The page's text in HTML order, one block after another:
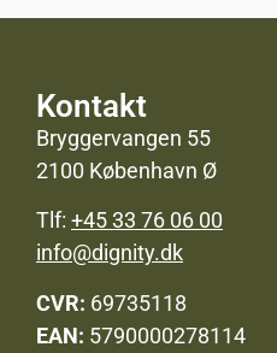
Kontakt
Bryggervangen 55
2100 København Ø
Tlf: +45 33 76 06 00
info@dignity.dk
CVR: 69735118
EAN: 5790000278114